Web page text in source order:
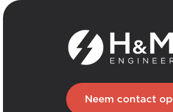
Neem contact op